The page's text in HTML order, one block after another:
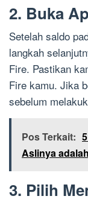
2. Buka
Setelah saldo
langkah
Fire. Pastikan
Fire kamu. Jika
sebelum
Pos Terkait:
Aslinya
3. Pilih